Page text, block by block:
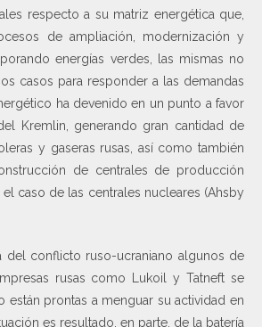
respecto a su matriz energética que,
de ampliación, modernización y
energías verdes, las mismas no
casos para responder a las demandas
ha devenido en un punto a favor
Kremlin, generando gran cantidad de
y gaseras rusas, así como también
de centrales de producción
caso de las centrales nucleares (Ahsby
del conflicto ruso-ucraniano algunos de
rusas como Lukoil y Tatneft se
están prontas a menguar su actividad en
es resultado, en parte, de la batería